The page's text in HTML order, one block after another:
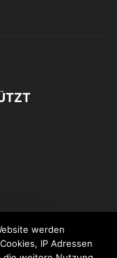
werden
IP Adressen